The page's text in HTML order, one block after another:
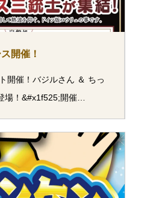
開催！
開催！バジルさん ＆ ちっ
場！&#x1f525;開催…